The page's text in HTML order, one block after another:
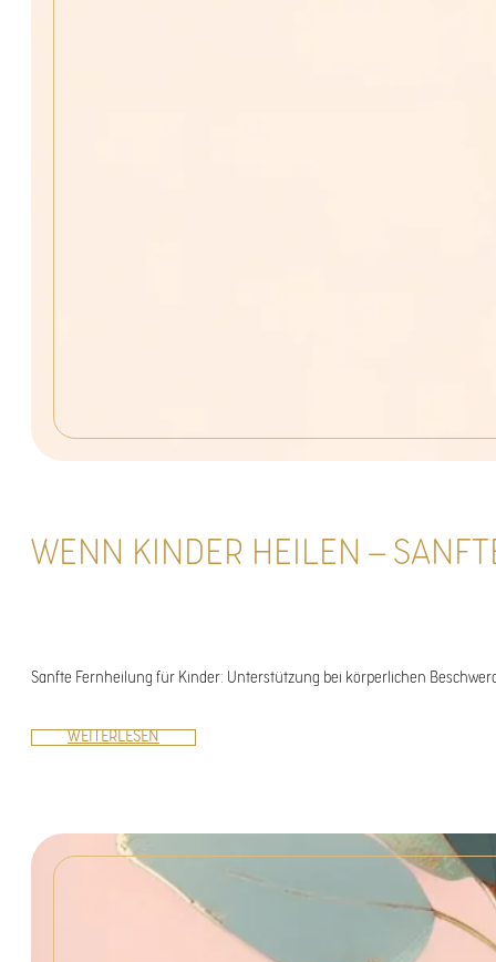
WENN KINDER HEILEN –
Sanfte Fernheilung für Kinder: Unterstützung bei körperlichen
WEITERLESEN